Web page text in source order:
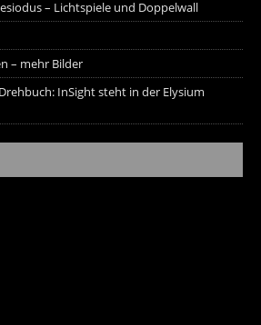
– Lichtspiele und Doppelwall
– mehr Bilder
InSight steht in der Elysium